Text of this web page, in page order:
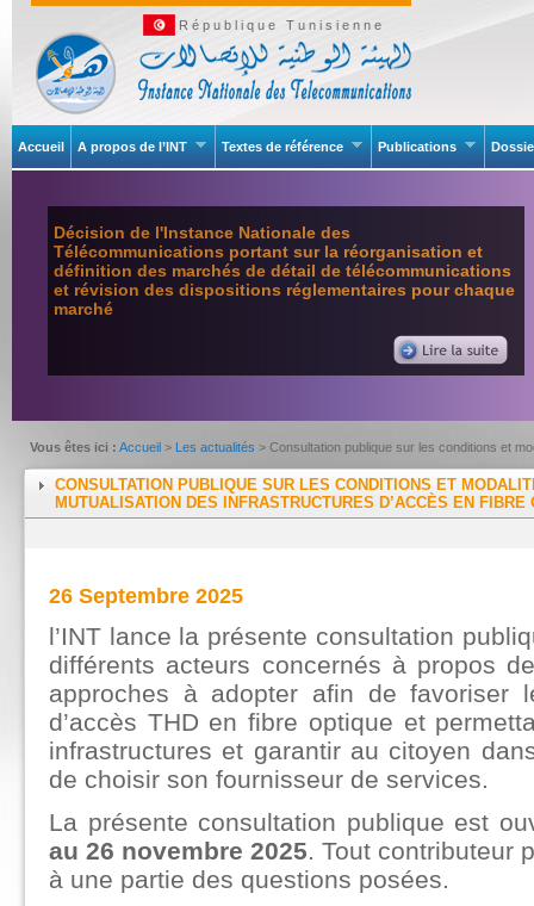
République Tunisienne
Accueil A propos de l’INT Textes de référence Publications
Décision de l'Instance Nationale des
Télécommunications portant sur la réorganisation et
définition des marchés de détail de télécommunications
et révision des dispositions réglementaires pour chaque
marché
Vous êtes ici : Accueil > Les actualités > Consultation publique sur les conditions et
CONSULTATION PUBLIQUE SUR LES CONDITIONS ET
MUTUALISATION DES INFRASTRUCTURES D’ACCÈS EN FIBRE
26 Septembre 2025
l’INT lance la présente consultation
différents acteurs concernés à propos
approches à adopter afin de favoriser
d’accès THD en fibre optique et
infrastructures et garantir au citoyen
de choisir son fournisseur de services.
La présente consultation publique est
au 26 novembre 2025. Tout contributeur
à une partie des questions posées.